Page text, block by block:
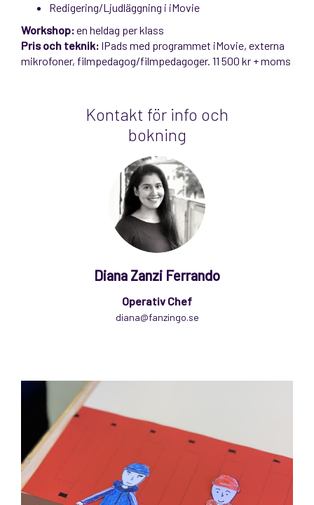
Redigering/Ljudläggning i iMovie
Workshop:en heldag per klass
Pris och teknik: IPads med programmet iMovie, externa
mikrofoner, filmpedagog/filmpedagoger. 11 500 kr + moms
Kontakt för info och
bokning
Diana Zanzi Ferrando
Operativ Chef
diana@fanzingo.se